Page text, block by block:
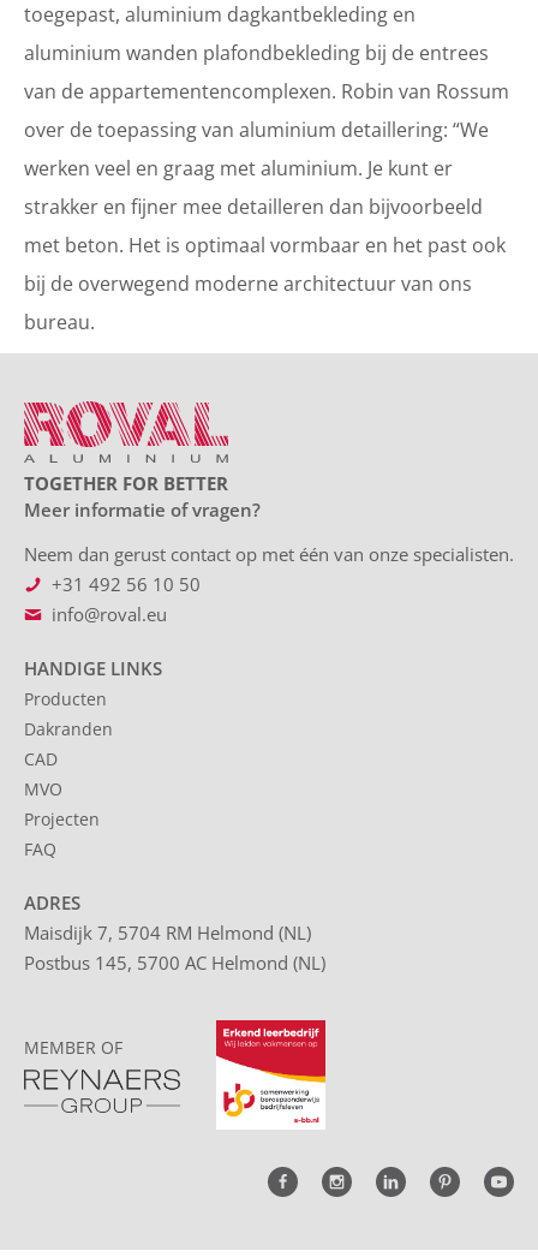
toegepast, aluminium dagkantbekleding en
aluminium wanden plafondbekleding bij de entrees
van de appartementencomplexen. Robin van Rossum
over de toepassing van aluminium detaillering: “We
werken veel en graag met aluminium. Je kunt er
strakker en fijner mee detailleren dan bijvoorbeeld
met beton. Het is optimaal vormbaar en het past ook
bij de overwegend moderne architectuur van ons
bureau.
TOGETHER FOR BETTER
Meer informatie of vragen?
Neem dan gerust contact op met één van onze specialisten.
+31 492 56 10 50
info@roval.eu
HANDIGE LINKS
Producten
Dakranden
CAD
MVO
Projecten
FAQ
ADRES
Maisdijk 7, 5704 RM Helmond (NL)
Postbus 145, 5700 AC Helmond (NL)
MEMBER OF